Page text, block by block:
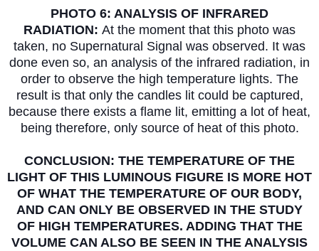
PHOTO 6: ANALYSIS OF INFRARED
RADIATION: At the moment that this photo was
taken, no Supernatural Signal was observed. It was
done even so, an analysis of the infrared radiation, in
order to observe the high temperature lights. The
result is that only the candles lit could be captured,
because there exists a flame lit, emitting a lot of heat,
being therefore, only source of heat of this photo.
CONCLUSION: THE TEMPERATURE OF THE
LIGHT OF THIS LUMINOUS FIGURE IS MORE HOT
OF WHAT THE TEMPERATURE OF OUR BODY,
AND CAN ONLY BE OBSERVED IN THE STUDY
OF HIGH TEMPERATURES. ADDING THAT THE
VOLUME CAN ALSO BE SEEN IN THE ANALYSIS